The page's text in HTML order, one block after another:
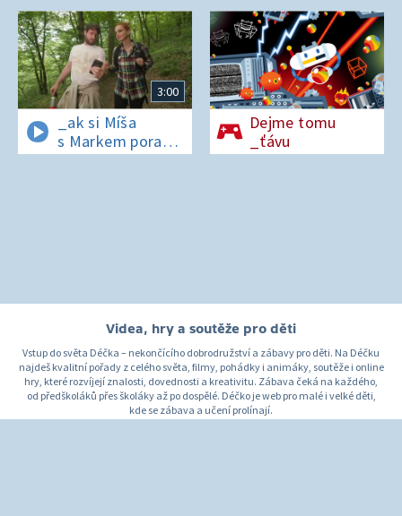
3:00
_ak si Míša
s Markem poradí
v lese bez
Dejme tomu
_ťávu
Videa, hry a soutěže pro děti
Vstup do světa Déčka – nekončícího dobrodružství a zábavy pro děti. Na Déčku
najdeš kvalitní pořady z celého světa, filmy, pohádky i animáky, soutěže i online
hry, které rozvíjejí znalosti, dovednosti a kreativitu. Zábava čeká na každého,
od předškoláků přes školáky až po dospělé. Déčko je web pro malé i velké děti,
kde se zábava a učení prolínají.